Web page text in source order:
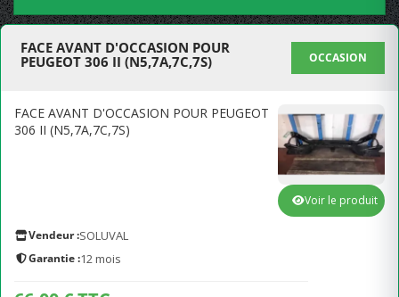
FACE AVANT D'OCCASION POUR
PEUGEOT 306 II (N5,7A,7C,7S)
OCCASION
FACE AVANT D'OCCASION POUR PEUGEOT
306 II (N5,7A,7C,7S)
Vendeur :SOLUVAL
Garantie :12 mois
Voir le produit